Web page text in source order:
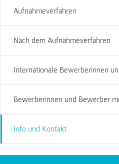
Aufnahmeverfahren
Nach dem Aufnahmeverfahren
Internationale Bewerberinnen
Bewerberinnen und Bewerber
Info und Kontakt